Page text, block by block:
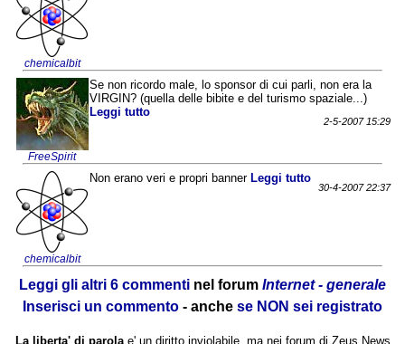
chemicalbit
FreeSpirit
Se non ricordo male, lo sponsor di cui parli, non era la
VIRGIN? (quella delle bibite e del turismo spaziale...)
Leggi tutto
2-5-2007 15:29
chemicalbit
Non erano veri e propri bannerLeggi tutto
30-4-2007 22:37
Leggi gli altri 6 commenti nel forum Internet - generale
Inserisci un commento - anche se NON sei registrato
La liberta' di parolae' un diritto inviolabile, ma nei forum di Zeus News